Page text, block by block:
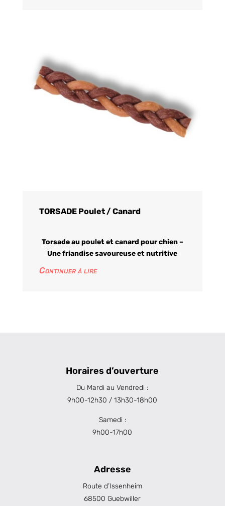
TORSADE Poulet / Canard
Torsade au poulet et canard pour chien –
Une friandise savoureuse et nutritive
Continuer à lire
Horaires d’ouverture
Du Mardi au Vendredi :
9h00-12h30 / 13h30-18h00
Samedi :
9h00-17h00
Adresse
Route d’Issenheim
68500 Guebwiller